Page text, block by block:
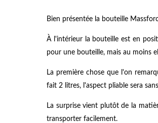
Bien présentée la bouteille
À l'intérieur la bouteille est en
pour une bouteille, mais au moins
La première chose que l'on
fait 2 litres, l'aspect pliable sera
La surprise vient plutôt de la
transporter facilement.